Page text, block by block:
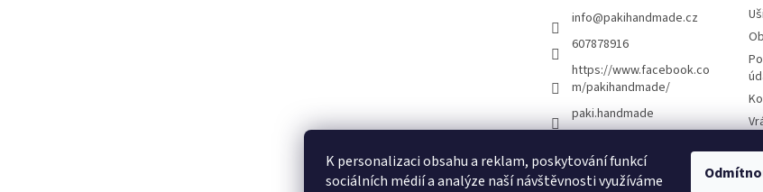
K personalizaci obsahu a reklam, poskytování funkcí
sociálních médií a analýze naší návštěvnosti využíváme
info@pakihandmade.cz
607878916
https://www.facebook.co
m/pakihandmade/
paki.handmade